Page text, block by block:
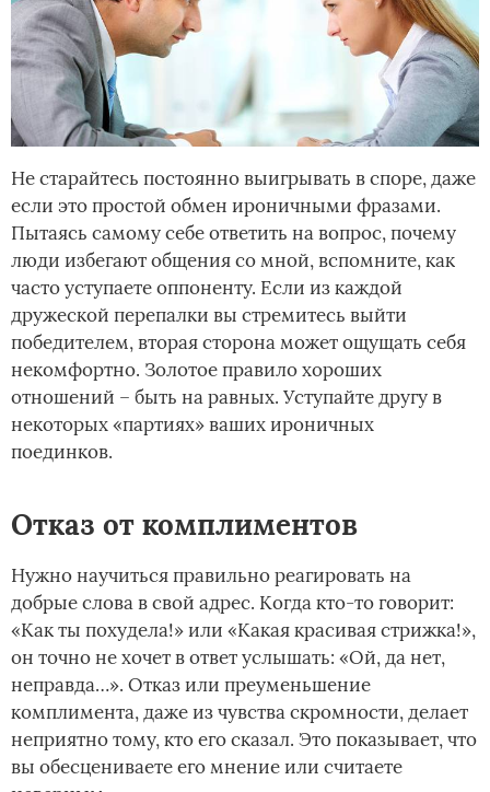
Не старайтесь постоянно выигрывать в споре, даже
если это простой обмен ироничными фразами.
Пытаясь самому себе ответить на вопрос, почему
люди избегают общения со мной, вспомните, как
часто уступаете оппоненту. Если из каждой
дружеской перепалки вы стремитесь выйти
победителем, вторая сторона может ощущать себя
некомфортно. Золотое правило хороших
отношений – быть на равных. Уступайте другу в
некоторых «партиях» ваших ироничных
поединков.
Отказ от комплиментов
Нужно научиться правильно реагировать на
добрые слова в свой адрес. Когда кто-то говорит:
«Как ты похудела!» или «Какая красивая стрижка!»,
он точно не хочет в ответ услышать: «Ой, да нет,
неправда…». Отказ или преуменьшение
комплимента, даже из чувства скромности, делает
неприятно тому, кто его сказал. Это показывает, что
вы обесцениваете его мнение или считаете